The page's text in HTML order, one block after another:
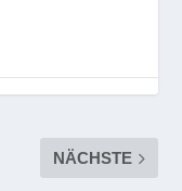
NÄCHSTE